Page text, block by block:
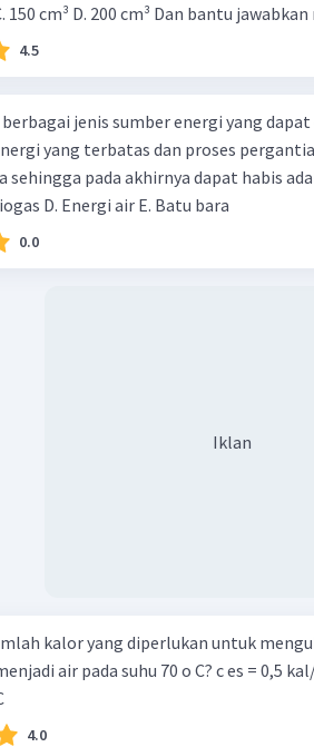
150 cm³ D. 200 cm³ Dan bantu
4.5
jenis sumber energi yang
yang terbatas dan proses
sehingga pada akhirnya dapat habis
D. Energi air E. Batu bara
0.0
Iklan
kalor yang diperlukan untuk
air pada suhu 70 o C? c es = 0,5
4.0